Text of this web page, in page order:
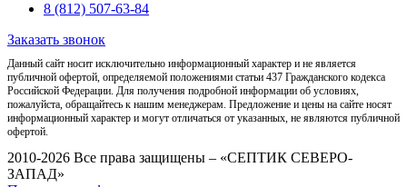
8 (812) 507-63-84
Заказать звонок
Данный сайт носит исключительно информационный характер и не является
публичной офертой, определяемой положениями статьи 437 Гражданского кодекса
Российской Федерации. Для получения подробной информации об условиях,
пожалуйста, обращайтесь к нашим менеджерам. Предложение и цены на сайте носят
информационный характер и могут отличаться от указанных, не являются публичной
офертой.
2010-2026 Все права защищены – «СЕПТИК СЕВЕРО-
ЗАПАД»